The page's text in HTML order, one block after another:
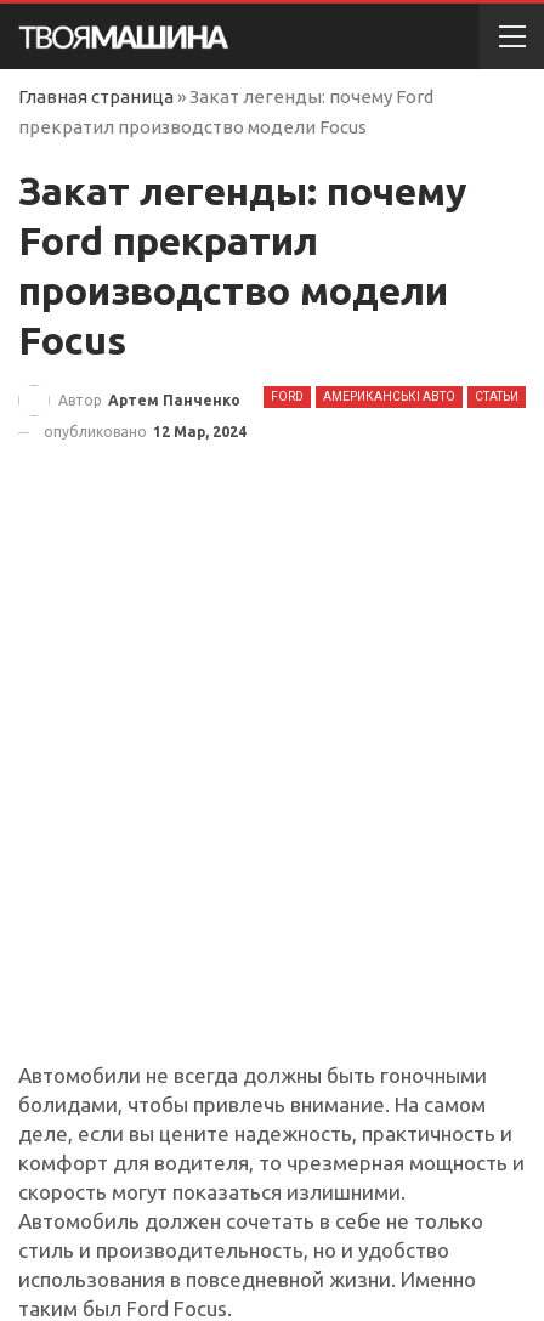
Главная страница »Закат легенды: почему Ford
прекратил производство модели Focus
Закат легенды: почему
Ford прекратил
производство модели
Focus
FORD АМЕРИКАНСЬКІ АВТО СТАТЬИ
Автор Артем Панченко
опубликовано 12 Мар, 2024
Автомобили не всегда должны быть гоночными
болидами, чтобы привлечь внимание. На самом
деле, если вы цените надежность, практичность и
комфорт для водителя, то чрезмерная мощность и
скорость могут показаться излишними.
Автомобиль должен сочетать в себе не только
стиль и производительность, но и удобство
использования в повседневной жизни. Именно
таким был Ford Focus.